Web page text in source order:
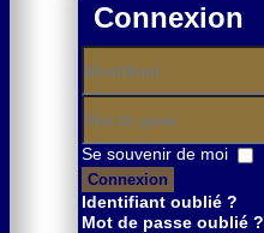
Connexion
Mot
de
passe
Se souvenir de moi
Connexion
Identifiant oublié ?
Mot de passe oublié ?